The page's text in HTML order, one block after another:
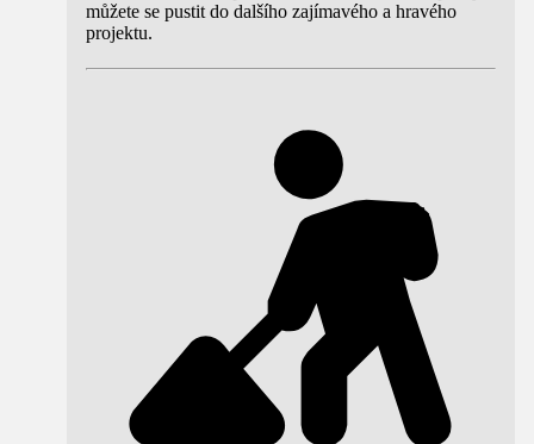
můžete se pustit do dalšího zajímavého a hravého
projektu.